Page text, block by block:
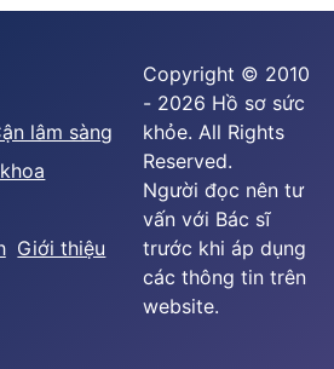
lâm sàng
Giới thiệu
Copyright © 2010
- 2026 Hồ sơ sức
khỏe. All Rights
Reserved.
Người đọc nên tư
vấn với Bác sĩ
trước khi áp dụng
các thông tin trên
website.